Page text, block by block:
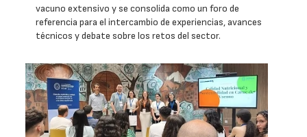
vacuno extensivo y se consolida como un foro de
referencia para el intercambio de experiencias, avances
técnicos y debate sobre los retos del sector.